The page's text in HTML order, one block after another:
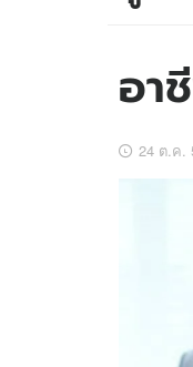
ข่าว
อัป
เช็ก
อา
24 ต.ค.